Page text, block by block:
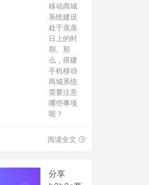
移动商城
系统建设
处于蒸蒸
日上的时
期。那
么，搭建
手机移动
商城系统
需要注意
哪些事项
呢？
阅读全文
分享